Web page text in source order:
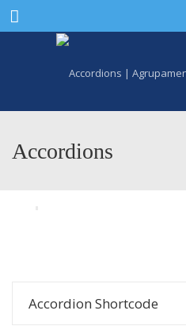
Menu
Accordions
Accordion Shortcode